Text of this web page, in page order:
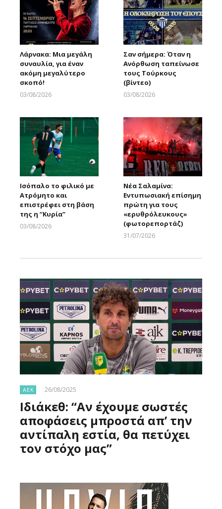
Λάρνακα: Μια μεγάλη
συναυλία, για έναν
ακόμη μεγαλύτερο
σκοπό!
03/08/2026
Σαν σήμερα: Όταν η
Ανόρθωση ταπείνωσε
τους Τούρκους
(βίντεο)
03/08/2026
Ισόπαλο το φιλικό με
Ατρόμητο και
επιστρέφει στη βάση
της η “Κυρία”
03/08/2026
Νέα Σαλαμίνα:
Εντυπωσιακή επίσημη
πρώτη για τους
«ερυθρόλευκους»
(φωτορεπορτάζ)
31/07/2026
ΑΕΚ 26/08/2025
Ιδιάκεθ: “Αν έχουμε σωστές
αποφάσεις μπροστά απ’ την
αντίπαλη εστία, θα πετύχει
τον στόχο μας”